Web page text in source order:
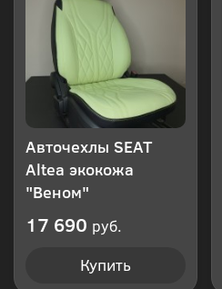
Авточехлы SEAT
Altea экокожа
"Веном"
17 690 руб.
Купить